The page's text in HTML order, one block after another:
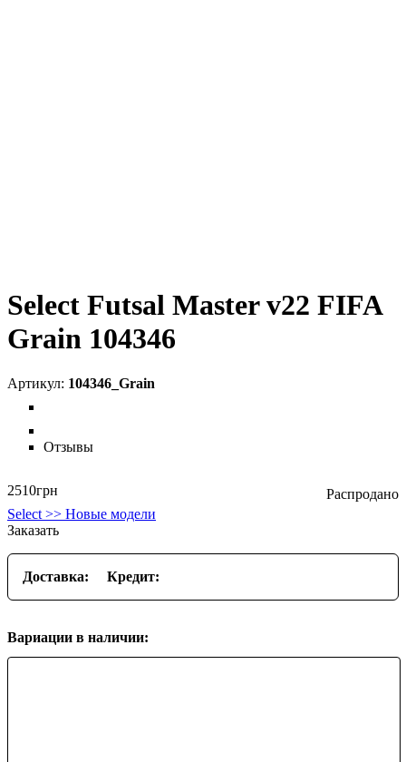
Select Futsal Master v22 FIFA
Grain 104346
104346_Grain
Отзывы
2510грн
Select >> Новые модели
Заказать
Доставка: Кредит:
Вариации в наличии: